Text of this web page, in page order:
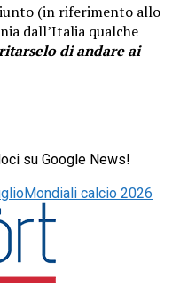
(in riferimento allo
dall’Italia qualche
di andare ai
su Google News!
Mondiali calcio 2026